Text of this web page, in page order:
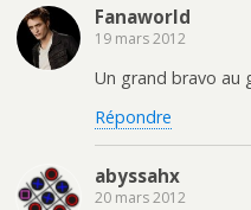
Fanaworld
19 mars 2012
Un grand bravo au
Répondre
abyssahx
20 mars 2012